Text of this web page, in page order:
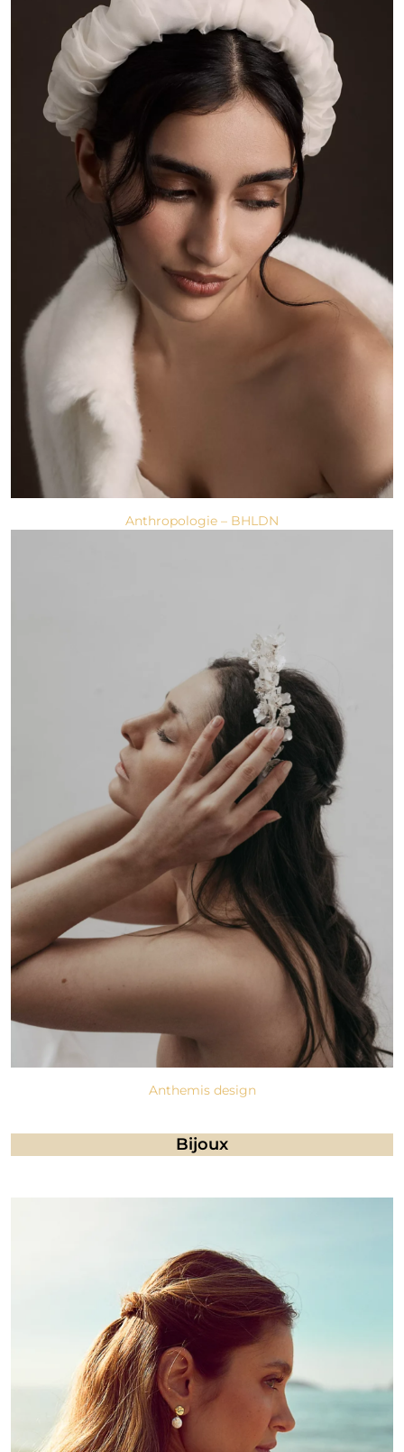
Anthropologie – BHLDN
Anthemis design
Bijoux